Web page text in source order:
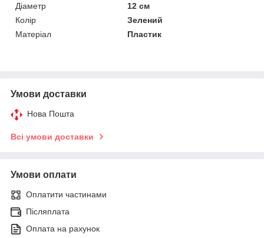
Діаметр
12 см
Колір
Зелений
Матеріал
Пластик
Умови доставки
Нова Пошта
Всі умови доставки
Умови оплати
Оплатити частинами
Післяплата
Оплата на рахунок